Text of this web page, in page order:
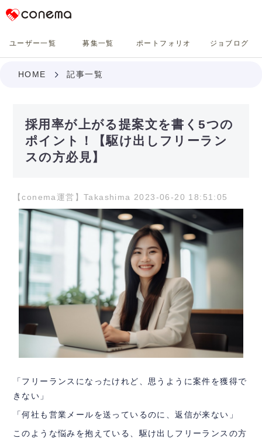
Conema
ユーザー一覧 募集一覧 ポートフォリオ ジョブログ
HOME 記事一覧
採用率が上がる提案文を書く5つの
ポイント！【駆け出しフリーラン
スの方必見】
【conema運営】Takashima 2023-06-20 18:51:05
「フリーランスになったけれど、思うように案件を獲得で
きない」
「何社も営業メールを送っているのに、返信が来ない」
このような悩みを抱えている、駆け出しフリーランスの方